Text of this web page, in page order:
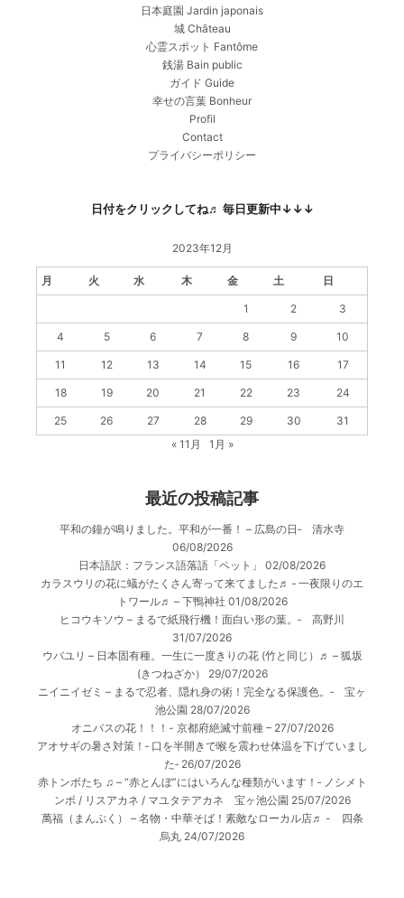
日本庭園 Jardin japonais
城 Château
心霊スポット Fantôme
銭湯 Bain public
ガイド Guide
幸せの言葉 Bonheur
Profil
Contact
プライバシーポリシー
日付をクリックしてね♬ 毎日更新中↓↓↓
2023年12月
月 火 水 木 金 土 日
1 2 3
4 5 6 7 8 9 10
11 12 13 14 15 16 17
18 19 20 21 22 23 24
25 26 27 28 29 30
31
« 11月
1月 »
最近の投稿記事
平和の鐘が鳴りました。平和が一番！ – 広島の日‐ 清水寺
06/08/2026
日本語訳：フランス語落語「ペット」
02/08/2026
カラスウリの花に蟻がたくさん寄って来てました♬ ‐ 一夜限りのエ
トワール♬ – 下鴨神社 01/08/2026
ヒコウキソウ – まるで紙飛行機！面白い形の葉。‐ 高野川
31/07/2026
ウバユリ – 日本固有種。一生に一度きりの花 (竹と同じ）♬ – 狐坂
(きつねざか）
29/07/2026
ニイニイゼミ – まるで忍者、隠れ身の術！完全なる保護色。‐ 宝ヶ
池公園 28/07/2026
オニバスの花！！！- 京都府絶滅寸前種 – 27/07/2026
アオサギの暑さ対策！‐ 口を半開きで喉を震わせ体温を下げていまし
た‐ 26/07/2026
赤トンボたち ♫ – “赤とんぼ”にはいろんな種類がいます！‐ ノシメト
ンボ / リスアカネ / マユタテアカネ 宝ヶ池公園 25/07/2026
萬福（まんぷく） – 名物・中華そば！素敵なローカル店♬ - 四条
烏丸 24/07/2026